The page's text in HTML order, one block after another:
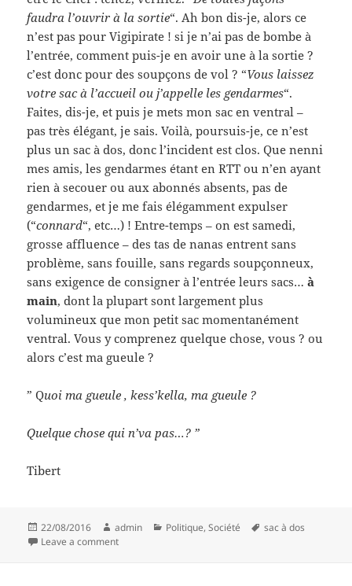
faudra l’ouvrir à la sortie“. Ah bon dis-je, alors ce
n’est pas pour Vigipirate ! si je n’ai pas de bombe à
l’entrée, comment puis-je en avoir une à la sortie ?
c’est donc pour des soupçons de vol ? “Vous laissez
votre sac à l’accueil ou j’appelle les gendarmes“.
Faites, dis-je, et puis je mets mon sac en ventral –
pas très élégant, je sais. Voilà, poursuis-je, ce n’est
plus un sac à dos, donc l’incident est clos. Que nenni
mes amis, les gendarmes étant en RTT ou n’en ayant
rien à secouer ou aux abonnés absents, pas de
gendarmes, et je me fais élégamment expulser
(“connard“, etc…) ! Entre-temps – on est samedi,
grosse affluence – des tas de nanas entrent sans
problème, sans fouille, sans regards soupçonneux,
sans exigence de consigner à l’entrée leurs sacs…à
main, dont la plupart sont largement plus
volumineux que mon petit sac momentanément
ventral. Vous y comprenez quelque chose, vous ? ou
alors c’est ma gueule ?
” Quoi ma gueule , kess’kella, ma gueule ?
Quelque chose qui n’va pas…? ”
Tibert
Posted
on
22/08/2016 Author
admin Categories
Politique,Société Tags
sac à dos
Leave a commenton Quand sac craint